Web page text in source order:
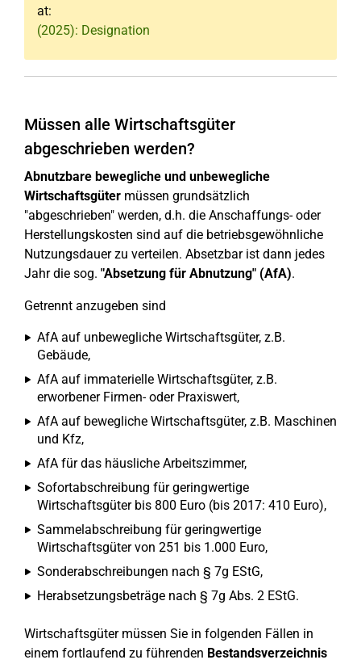
at:
(2025): Designation
Müssen alle Wirtschaftsgüter
abgeschrieben werden?
Abnutzbare bewegliche und unbewegliche
Wirtschaftsgüter müssen grundsätzlich
"abgeschrieben" werden, d.h. die Anschaffungs- oder
Herstellungskosten sind auf die betriebsgewöhnliche
Nutzungsdauer zu verteilen. Absetzbar ist dann jedes
Jahr die sog. "Absetzung für Abnutzung" (AfA).
Getrennt anzugeben sind
AfA auf unbewegliche Wirtschaftsgüter, z.B.
Gebäude,
AfA auf immaterielle Wirtschaftsgüter, z.B.
erworbener Firmen- oder Praxiswert,
AfA auf bewegliche Wirtschaftsgüter, z.B. Maschinen
und Kfz,
AfA für das häusliche Arbeitszimmer,
Sofortabschreibung für geringwertige
Wirtschaftsgüter bis 800 Euro (bis 2017: 410 Euro),
Sammelabschreibung für geringwertige
Wirtschaftsgüter von 251 bis 1.000 Euro,
Sonderabschreibungen nach § 7g EStG,
Herabsetzungsbeträge nach § 7g Abs. 2 EStG.
Wirtschaftsgüter müssen Sie in folgenden Fällen in
einem fortlaufend zu führenden Bestandsverzeichnis